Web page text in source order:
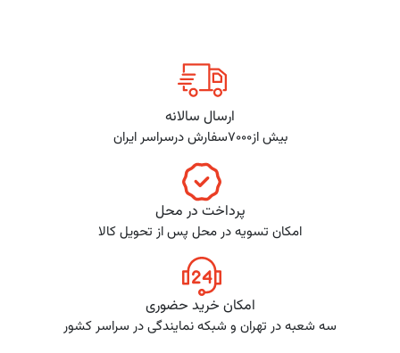
ارسال سالانه
بیش از7000سفارش درسراسر ایران
پرداخت در محل
امکان تسویه در محل پس از تحویل کالا
امکان خرید حضوری
سه شعبه در تهران و شبکه نمایندگی در سراسر کشور